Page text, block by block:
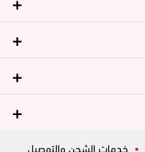
خدمات الشحن والتوصيل